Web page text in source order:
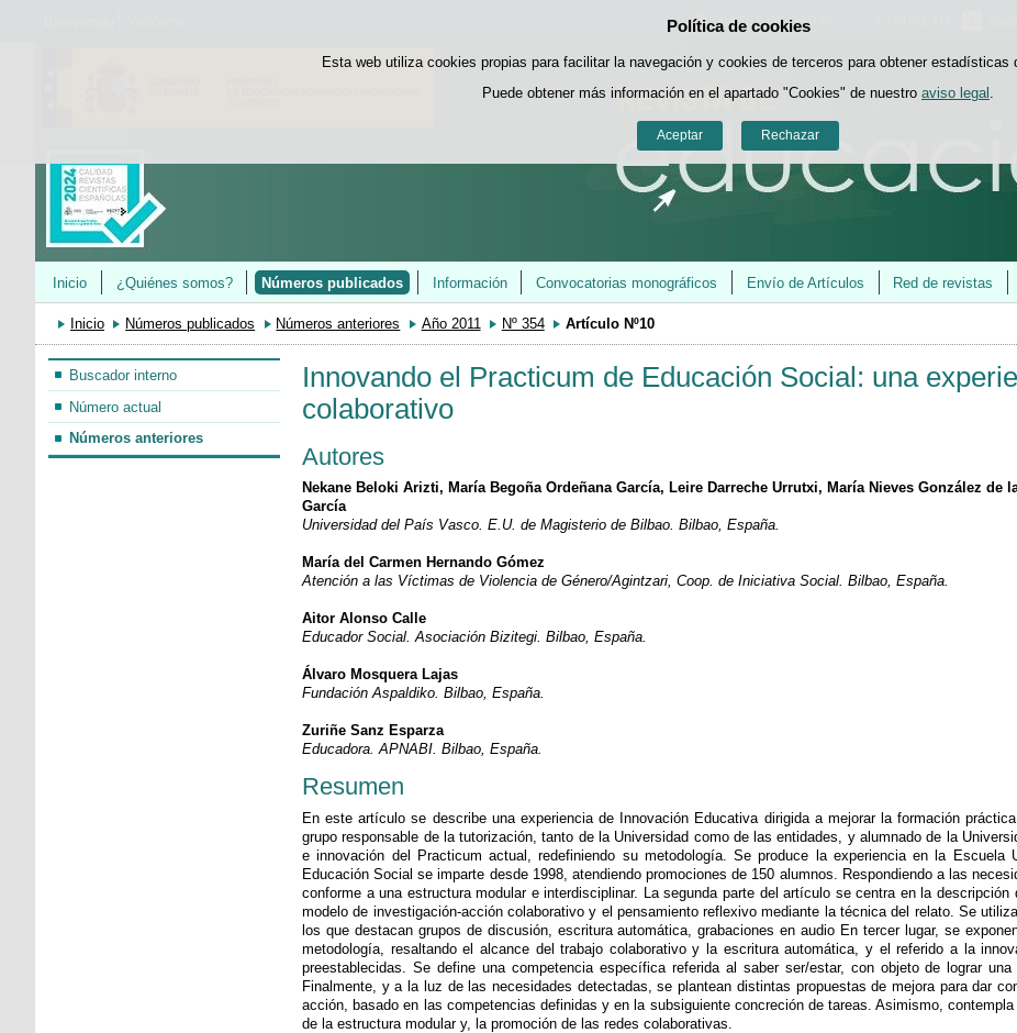
Política de cookies
Esta web utiliza cookies propias para facilitar la navegación y cookies de terceros para obtener estadísticas
Puede obtener más información en el apartado "Cookies" de nuestro aviso legal
Aceptar Rechazar
Saltar al contenido
BASES DE DATOS
Inicio ¿Quiénes somos? Números publicados Información Convocatorias monográficos Envío de Artículos Red de revistas
Inicio Números publicados Números anteriores Año 2011 Nº 354 Artículo Nº10
Buscador interno
Número actual
Números anteriores
Innovando el Practicum de Educación Social: una
colaborativo
Autores
Nekane Beloki Arizti, María Begoña Ordeñana García, Leire Darreche Urrutxi, María Nieves González de
García
Universidad del País Vasco. E.U. de Magisterio de Bilbao. Bilbao, España.
María del Carmen Hernando Gómez
Atención a las Víctimas de Violencia de Género/Agintzari, Coop. de Iniciativa Social. Bilbao, España.
Aitor Alonso Calle
Educador Social. Asociación Bizitegi. Bilbao, España.
Álvaro Mosquera Lajas
Fundación Aspaldiko. Bilbao, España.
Zuriñe Sanz Esparza
Educadora. APNABI. Bilbao, España.
Resumen
En este artículo se describe una experiencia de Innovación Educativa dirigida a mejorar la formación
grupo responsable de la tutorización, tanto de la Universidad como de las entidades, y alumnado de la
e innovación del Practicum actual, redefiniendo su metodología. Se produce la experiencia en la Escuela
Educación Social se imparte desde 1998, atendiendo promociones de 150 alumnos. Respondiendo a las
conforme a una estructura modular e interdisciplinar. La segunda parte del artículo se centra en la
modelo de investigación-acción colaborativo y el pensamiento reflexivo mediante la técnica del relato. Se
los que destacan grupos de discusión, escritura automática, grabaciones en audio En tercer lugar, se
metodología, resaltando el alcance del trabajo colaborativo y la escritura automática, y el referido a la
preestablecidas. Se define una competencia específica referida al saber ser/estar, con objeto de lograr
Finalmente, y a la luz de las necesidades detectadas, se plantean distintas propuestas de mejora para dar
acción, basado en las competencias definidas y en la subsiguiente concreción de tareas. Asimismo,
de la estructura modular y, la promoción de las redes colaborativas.